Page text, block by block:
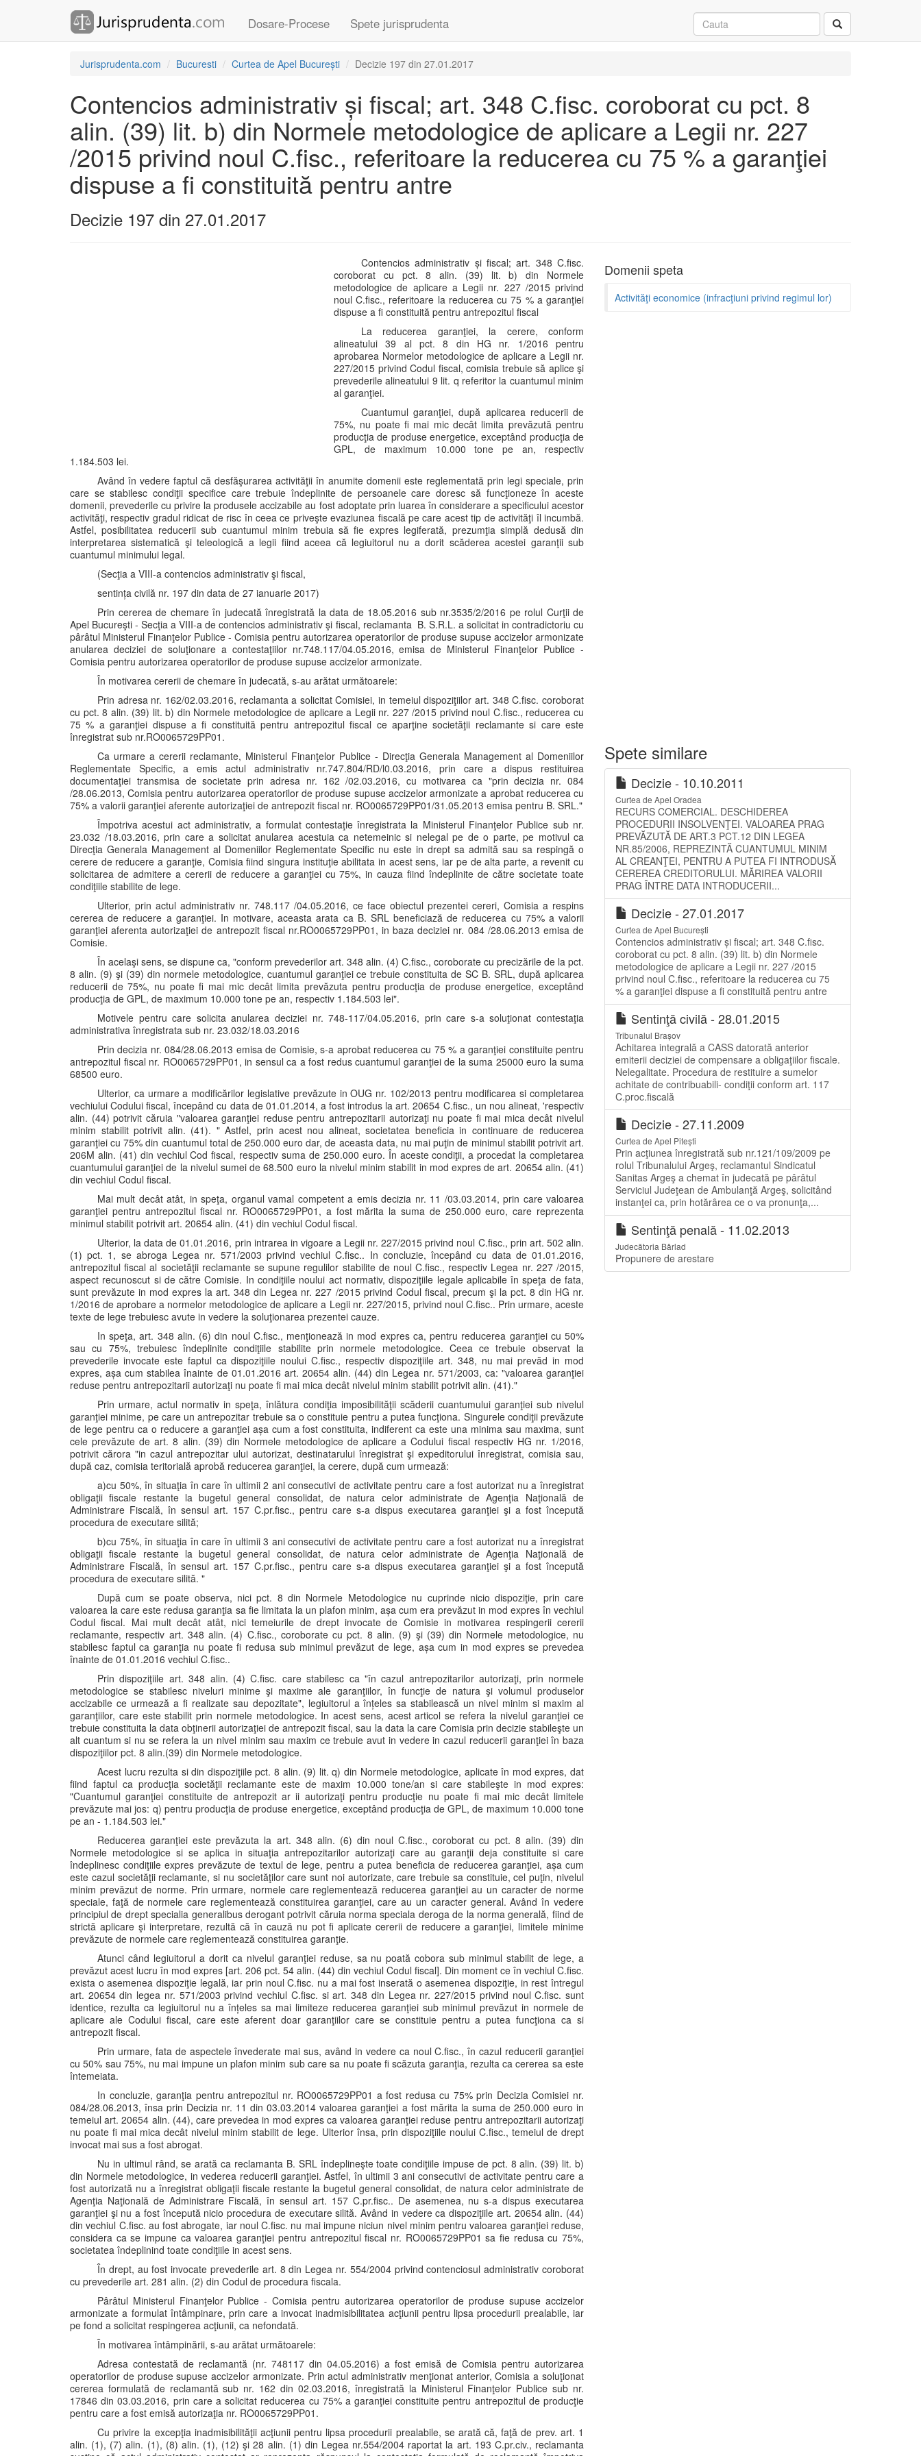
Dosare-Procese Spete jurisprudenta
Jurisprudenta.com Bucuresti Curtea de Apel București Decizie 197 din 27.01.2017
Contencios administrativ și fiscal; art. 348 C.fisc. coroborat cu pct. 8
alin. (39) lit. b) din Normele metodologice de aplicare a Legii nr. 227
/2015 privind noul C.fisc., referitoare la reducerea cu 75 % a garanţiei
dispuse a fi constituită pentru antre
Decizie 197 din 27.01.2017
Contencios administrativ și fiscal; art. 348 C.fisc.
coroborat cu pct. 8 alin. (39) lit. b) din Normele
metodologice de aplicare a Legii nr. 227 /2015 privind
noul C.fisc., referitoare la reducerea cu 75 % a garanţiei
dispuse a fi constituită pentru antrepozitul fiscal
La reducerea garanţiei, la cerere, conform
alineatului 39 al pct. 8 din HG nr. 1/2016 pentru
aprobarea Normelor metodologice de aplicare a Legii nr.
227/2015 privind Codul fiscal, comisia trebuie să aplice şi
prevederile alineatului 9 lit. q referitor la cuantumul minim
al garanţiei.
Cuantumul garanţiei, după aplicarea reducerii de
75%, nu poate fi mai mic decât limita prevăzută pentru
producţia de produse energetice, exceptând producţia de
GPL, de maximum 10.000 tone pe an, respectiv
1.184.503 lei.
Având în vedere faptul că desfăşurarea activităţii în anumite domenii este reglementată prin legi speciale, prin
care se stabilesc condiţii specifice care trebuie îndeplinite de persoanele care doresc să funcţioneze în aceste
domenii, prevederile cu privire la produsele accizabile au fost adoptate prin luarea în considerare a specificului acestor
activităţi, respectiv gradul ridicat de risc în ceea ce priveşte evaziunea fiscală pe care acest tip de activităţi îl incumbă.
Astfel, posibilitatea reducerii sub cuantumul minim trebuia să fie expres legiferată, prezumţia simplă dedusă din
interpretarea sistematică şi teleologică a legii fiind aceea că legiuitorul nu a dorit scăderea acestei garanţii sub
cuantumul minimului legal.
(Secţia a VIII-a contencios administrativ şi fiscal,
sentința civilă nr. 197 din data de 27 ianuarie 2017)
Prin cererea de chemare în judecată înregistrată la data de 18.05.2016 sub nr.3535/2/2016 pe rolul Curţii de
Apel Bucureşti - Secţia a VIII-a de contencios administrativ şi fiscal, reclamanta B. S.R.L. a solicitat in contradictoriu cu
pârâtul Ministerul Finanţelor Publice - Comisia pentru autorizarea operatorilor de produse supuse accizelor armonizate
anularea deciziei de soluţionare a contestaţiilor nr.748.117/04.05.2016, emisa de Ministerul Finanţelor Publice -
Comisia pentru autorizarea operatorilor de produse supuse accizelor armonizate.
În motivarea cererii de chemare în judecată, s-au arătat următoarele:
Prin adresa nr. 162/02.03.2016, reclamanta a solicitat Comisiei, in temeiul dispoziţiilor art. 348 C.fisc. coroborat
cu pct. 8 alin. (39) lit. b) din Normele metodologice de aplicare a Legii nr. 227 /2015 privind noul C.fisc., reducerea cu
75 % a garanţiei dispuse a fi constituită pentru antrepozitul fiscal ce aparţine societăţii reclamante si care este
înregistrat sub nr.RO0065729PP01.
Ca urmare a cererii reclamante, Ministerul Finanţelor Publice - Direcţia Generala Management al Domeniilor
Reglementate Specific, a emis actul administrativ nr.747.804/RD/l0.03.2016, prin care a dispus restituirea
documentaţiei transmisa de societate prin adresa nr. 162 /02.03.2016, cu motivarea ca "prin decizia nr. 084
/28.06.2013, Comisia pentru autorizarea operatorilor de produse supuse accizelor armonizate a aprobat reducerea cu
75% a valorii garanţiei aferente autorizaţiei de antrepozit fiscal nr. RO0065729PP01/31.05.2013 emisa pentru B. SRL."
Împotriva acestui act administrativ, a formulat contestaţie înregistrata la Ministerul Finanţelor Publice sub nr.
23.032 /18.03.2016, prin care a solicitat anularea acestuia ca netemeinic si nelegal pe de o parte, pe motivul ca
Direcţia Generala Management al Domeniilor Reglementate Specific nu este in drept sa admită sau sa respingă o
cerere de reducere a garanţie, Comisia fiind singura instituţie abilitata in acest sens, iar pe de alta parte, a revenit cu
solicitarea de admitere a cererii de reducere a garanţiei cu 75%, in cauza fiind îndeplinite de către societate toate
condiţiile stabilite de lege.
Ulterior, prin actul administrativ nr. 748.117 /04.05.2016, ce face obiectul prezentei cereri, Comisia a respins
cererea de reducere a garanţiei. In motivare, aceasta arata ca B. SRL beneficiază de reducerea cu 75% a valorii
garanţiei aferenta autorizaţiei de antrepozit fiscal nr.RO0065729PP01, in baza deciziei nr. 084 /28.06.2013 emisa de
Comisie.
În acelaşi sens, se dispune ca, "conform prevederilor art. 348 alin. (4) C.fisc., coroborate cu precizările de la pct.
8 alin. (9) şi (39) din normele metodologice, cuantumul garanţiei ce trebuie constituita de SC B. SRL, după aplicarea
reducerii de 75%, nu poate fi mai mic decât limita prevăzuta pentru producţia de produse energetice, exceptând
producţia de GPL, de maximum 10.000 tone pe an, respectiv 1.184.503 lei".
Motivele pentru care solicita anularea deciziei nr. 748-117/04.05.2016, prin care s-a soluţionat contestaţia
administrativa înregistrata sub nr. 23.032/18.03.2016
Prin decizia nr. 084/28.06.2013 emisa de Comisie, s-a aprobat reducerea cu 75 % a garanţiei constituite pentru
antrepozitul fiscal nr. RO0065729PP01, in sensul ca a fost redus cuantumul garanţiei de la suma 25000 euro la suma
68500 euro.
Ulterior, ca urmare a modificărilor legislative prevăzute in OUG nr. 102/2013 pentru modificarea si completarea
vechiului Codului fiscal, începând cu data de 01.01.2014, a fost introdus la art. 20654 C.fisc., un nou alineat, 'respectiv
alin. (44) potrivit căruia "valoarea garanţiei reduse pentru antrepozitarii autorizaţi nu poate fi mai mica decât nivelul
minim stabilit potrivit alin. (41). " Astfel, prin acest nou alineat, societatea beneficia in continuare de reducerea
garanţiei cu 75% din cuantumul total de 250.000 euro dar, de aceasta data, nu mai puţin de minimul stabilit potrivit art.
206M alin. (41) din vechiul Cod fiscal, respectiv suma de 250.000 euro. În aceste condiţii, a procedat la completarea
cuantumului garanţiei de la nivelul sumei de 68.500 euro la nivelul minim stabilit in mod expres de art. 20654 alin. (41)
din vechiul Codul fiscal.
Mai mult decât atât, in speţa, organul vamal competent a emis decizia nr. 11 /03.03.2014, prin care valoarea
garanţiei pentru antrepozitul fiscal nr. RO0065729PP01, a fost mărita la suma de 250.000 euro, care reprezenta
minimul stabilit potrivit art. 20654 alin. (41) din vechiul Codul fiscal.
Ulterior, la data de 01.01.2016, prin intrarea in vigoare a Legii nr. 227/2015 privind noul C.fisc., prin art. 502 alin.
(1) pct. 1, se abroga Legea nr. 571/2003 privind vechiul C.fisc.. In concluzie, începând cu data de 01.01.2016,
antrepozitul fiscal al societăţii reclamante se supune regulilor stabilite de noul C.fisc., respectiv Legea nr. 227 /2015,
aspect recunoscut si de către Comisie. In condiţiile noului act normativ, dispoziţiile legale aplicabile în speţa de fata,
sunt prevăzute in mod expres la art. 348 din Legea nr. 227 /2015 privind Codul fiscal, precum şi la pct. 8 din HG nr.
1/2016 de aprobare a normelor metodologice de aplicare a Legii nr. 227/2015, privind noul C.fisc.. Prin urmare, aceste
texte de lege trebuiesc avute in vedere la soluţionarea prezentei cauze.
In speţa, art. 348 alin. (6) din noul C.fisc., menţionează in mod expres ca, pentru reducerea garanţiei cu 50%
sau cu 75%, trebuiesc îndeplinite condiţiile stabilite prin normele metodologice. Ceea ce trebuie observat la
prevederile invocate este faptul ca dispoziţiile noului C.fisc., respectiv dispoziţiile art. 348, nu mai prevăd in mod
expres, așa cum stabilea înainte de 01.01.2016 art. 20654 alin. (44) din Legea nr. 571/2003, ca: "valoarea garanţiei
reduse pentru antrepozitarii autorizaţi nu poate fi mai mica decât nivelul minim stabilit potrivit alin. (41)."
Prin urmare, actul normativ in speţa, înlătura condiţia imposibilităţii scăderii cuantumului garanţiei sub nivelul
garanţiei minime, pe care un antrepozitar trebuie sa o constituie pentru a putea funcţiona. Singurele condiţii prevăzute
de lege pentru ca o reducere a garanţiei așa cum a fost constituita, indiferent ca este una minima sau maxima, sunt
cele prevăzute de art. 8 alin. (39) din Normele metodologice de aplicare a Codului fiscal respectiv HG nr. 1/2016,
potrivit cărora "in cazul antrepozitar ului autorizat, destinatarului înregistrat şi expeditorului înregistrat, comisia sau,
după caz, comisia teritorială aprobă reducerea garanţiei, la cerere, după cum urmează:
a)cu 50%, în situaţia în care în ultimii 2 ani consecutivi de activitate pentru care a fost autorizat nu a înregistrat
obligaţii fiscale restante la bugetul general consolidat, de natura celor administrate de Agenţia Naţională de
Administrare Fiscală, în sensul art. 157 C.pr.fisc., pentru care s-a dispus executarea garanţiei şi a fost începută
procedura de executare silită;
b)cu 75%, în situaţia în care în ultimii 3 ani consecutivi de activitate pentru care a fost autorizat nu a înregistrat
obligaţii fiscale restante la bugetul general consolidat, de natura celor administrate de Agenţia Naţională de
Administrare Fiscală, în sensul art. 157 C.pr.fisc., pentru care s-a dispus executarea garanţiei şi a fost începută
procedura de executare silită. "
După cum se poate observa, nici pct. 8 din Normele Metodologice nu cuprinde nicio dispoziţie, prin care
valoarea la care este redusa garanţia sa fie limitata la un plafon minim, așa cum era prevăzut in mod expres în vechiul
Codul fiscal. Mai mult decât atât, nici temeiurile de drept invocate de Comisie in motivarea respingerii cererii
reclamante, respectiv art. 348 alin. (4) C.fisc., coroborate cu pct. 8 alin. (9) şi (39) din Normele metodologice, nu
stabilesc faptul ca garanţia nu poate fi redusa sub minimul prevăzut de lege, așa cum in mod expres se prevedea
înainte de 01.01.2016 vechiul C.fisc..
Prin dispoziţiile art. 348 alin. (4) C.fisc. care stabilesc ca "în cazul antrepozitarilor autorizaţi, prin normele
metodologice se stabilesc niveluri minime şi maxime ale garanţiilor, în funcţie de natura şi volumul produselor
accizabile ce urmează a fi realizate sau depozitate", legiuitorul a înțeles sa stabilească un nivel minim si maxim al
garanţiilor, care este stabilit prin normele metodologice. In acest sens, acest articol se refera la nivelul garanţiei ce
trebuie constituita la data obţinerii autorizaţiei de antrepozit fiscal, sau la data la care Comisia prin decizie stabileşte un
alt cuantum si nu se refera la un nivel minim sau maxim ce trebuie avut in vedere in cazul reducerii garanţiei în baza
dispoziţiilor pct. 8 alin.(39) din Normele metodologice.
Acest lucru rezulta si din dispoziţiile pct. 8 alin. (9) lit. q) din Normele metodologice, aplicate în mod expres, dat
fiind faptul ca producţia societăţii reclamante este de maxim 10.000 tone/an si care stabileşte in mod expres:
"Cuantumul garanţiei constituite de antrepozit ar ii autorizaţi pentru producţie nu poate fi mai mic decât limitele
prevăzute mai jos: q) pentru producţia de produse energetice, exceptând producţia de GPL, de maximum 10.000 tone
pe an - 1.184.503 lei."
Reducerea garanţiei este prevăzuta la art. 348 alin. (6) din noul C.fisc., coroborat cu pct. 8 alin. (39) din
Normele metodologice si se aplica in situaţia antrepozitarilor autorizaţi care au garanţii deja constituite si care
îndeplinesc condiţiile expres prevăzute de textul de lege, pentru a putea beneficia de reducerea garanţiei, așa cum
este cazul societăţii reclamante, si nu societăţilor care sunt noi autorizate, care trebuie sa constituie, cel puţin, nivelul
minim prevăzut de norme. Prin urmare, normele care reglementează reducerea garanţiei au un caracter de norme
speciale, faţă de normele care reglementează constituirea garanţiei, care au un caracter general. Având în vedere
principiul de drept specialia generalibus derogant potrivit căruia norma speciala deroga de la norma generală, fiind de
strictă aplicare şi interpretare, rezultă că în cauză nu pot fi aplicate cererii de reducere a garanţiei, limitele minime
prevăzute de normele care reglementează constituirea garanţie.
Atunci când legiuitorul a dorit ca nivelul garanţiei reduse, sa nu poată cobora sub minimul stabilit de lege, a
prevăzut acest lucru în mod expres [art. 206 pct. 54 alin. (44) din vechiul Codul fiscal]. Din moment ce în vechiul C.fisc.
exista o asemenea dispoziţie legală, iar prin noul C.fisc. nu a mai fost inserată o asemenea dispoziţie, in rest întregul
art. 20654 din legea nr. 571/2003 privind vechiul C.fisc. si art. 348 din Legea nr. 227/2015 privind noul C.fisc. sunt
identice, rezulta ca legiuitorul nu a înțeles sa mai limiteze reducerea garanţiei sub minimul prevăzut in normele de
aplicare ale Codului fiscal, care este aferent doar garanţiilor care se constituie pentru a putea funcţiona ca si
antrepozit fiscal.
Prin urmare, fata de aspectele învederate mai sus, având in vedere ca noul C.fisc., în cazul reducerii garanţiei
cu 50% sau 75%, nu mai impune un plafon minim sub care sa nu poate fi scăzuta garanţia, rezulta ca cererea sa este
întemeiata.
In concluzie, garanţia pentru antrepozitul nr. RO0065729PP01 a fost redusa cu 75% prin Decizia Comisiei nr.
084/28.06.2013, însa prin Decizia nr. 11 din 03.03.2014 valoarea garanţiei a fost mărita la suma de 250.000 euro in
temeiul art. 20654 alin. (44), care prevedea in mod expres ca valoarea garanţiei reduse pentru antrepozitarii autorizaţi
nu poate fi mai mica decât nivelul minim stabilit de lege. Ulterior însa, prin dispoziţiile noului C.fisc., temeiul de drept
invocat mai sus a fost abrogat.
Nu in ultimul rând, se arată ca reclamanta B. SRL îndeplineşte toate condiţiile impuse de pct. 8 alin. (39) lit. b)
din Normele metodologice, in vederea reducerii garanţiei. Astfel, în ultimii 3 ani consecutivi de activitate pentru care a
fost autorizată nu a înregistrat obligaţii fiscale restante la bugetul general consolidat, de natura celor administrate de
Agenţia Naţională de Administrare Fiscală, în sensul art. 157 C.pr.fisc.. De asemenea, nu s-a dispus executarea
garanţiei şi nu a fost începută nicio procedura de executare silită. Având in vedere ca dispoziţiile art. 20654 alin. (44)
din vechiul C.fisc. au fost abrogate, iar noul C.fisc. nu mai impune niciun nivel minim pentru valoarea garanţiei reduse,
considera ca se impune ca valoarea garanţiei pentru antrepozitul fiscal nr. RO0065729PP01 sa fie redusa cu 75%,
societatea îndeplinind toate condiţiile in acest sens.
În drept, au fost invocate prevederile art. 8 din Legea nr. 554/2004 privind contenciosul administrativ coroborat
cu prevederile art. 281 alin. (2) din Codul de procedura fiscala.
Pârâtul Ministerul Finanţelor Publice - Comisia pentru autorizarea operatorilor de produse supuse accizelor
armonizate a formulat întâmpinare, prin care a invocat inadmisibilitatea acţiunii pentru lipsa procedurii prealabile, iar
pe fond a solicitat respingerea acţiunii, ca nefondată.
În motivarea întâmpinării, s-au arătat următoarele:
Adresa contestată de reclamantă (nr. 748117 din 04.05.2016) a fost emisă de Comisia pentru autorizarea
operatorilor de produse supuse accizelor armonizate. Prin actul administrativ menţionat anterior, Comisia a soluţionat
cererea formulată de reclamantă sub nr. 162 din 02.03.2016, înregistrată la Ministerul Finanţelor Publice sub nr.
17846 din 03.03.2016, prin care a solicitat reducerea cu 75% a garanţiei constituite pentru antrepozitul de producţie
pentru care a fost emisă autorizaţia nr. RO0065729PP01.
Cu privire la excepţia inadmisibilităţii acţiunii pentru lipsa procedurii prealabile, se arată că, faţă de prev. art. 1
alin. (1), (7) alin. (1), (8) alin. (1), (12) şi 28 alin. (1) din Legea nr.554/2004 raportat la art. 193 C.pr.civ., reclamanta
Domenii speta
Activităţi economice (infracţiuni privind regimul lor)
Spete similare
Decizie - 10.10.2011
Curtea de Apel Oradea
RECURS COMERCIAL. DESCHIDEREA
PROCEDURII INSOLVENŢEI. VALOAREA PRAG
PREVĂZUTĂ DE ART.3 PCT.12 DIN LEGEA
NR.85/2006, REPREZINTĂ CUANTUMUL MINIM
AL CREANŢEI, PENTRU A PUTEA FI INTRODUSĂ
CEREREA CREDITORULUI. MĂRIREA VALORII
PRAG ÎNTRE DATA INTRODUCERII...
Decizie - 27.01.2017
Curtea de Apel București
Contencios administrativ și fiscal; art. 348 C.fisc.
coroborat cu pct. 8 alin. (39) lit. b) din Normele
metodologice de aplicare a Legii nr. 227 /2015
privind noul C.fisc., referitoare la reducerea cu 75
% a garanţiei dispuse a fi constituită pentru antre
Sentinţă civilă - 28.01.2015
Tribunalul Brașov
Achitarea integrală a CASS datorată anterior
emiterii deciziei de compensare a obligaţiilor fiscale.
Nelegalitate. Procedura de restituire a sumelor
achitate de contribuabili- condiţii conform art. 117
C.proc.fiscală
Decizie - 27.11.2009
Curtea de Apel Pitești
Prin acţiunea înregistrată sub nr.121/109/2009 pe
rolul Tribunalului Argeş, reclamantul Sindicatul
Sanitas Argeş a chemat în judecată pe pârâtul
Serviciul Judeţean de Ambulanţă Argeş, solicitând
instanţei ca, prin hotărârea ce o va pronunţa,...
Sentinţă penală - 11.02.2013
Judecătoria Bârlad
Propunere de arestare